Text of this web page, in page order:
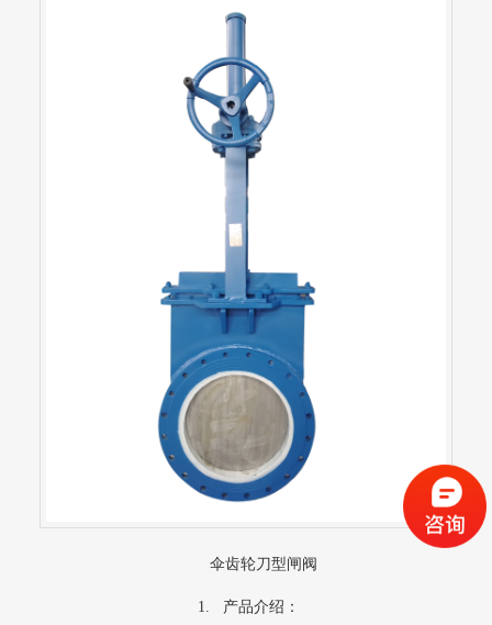
伞齿轮刀型闸阀
1. 产品介绍：